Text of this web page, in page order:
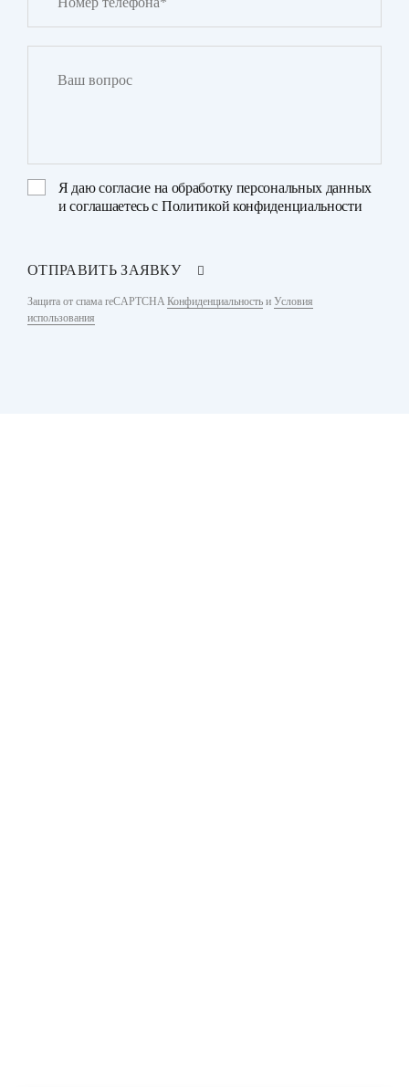
Я даюсогласие на обработку персональных данных
и соглашаетесь с Политикой конфиденциальности
ОТПРАВИТЬ ЗАЯВКУ
Защита от спама reCAPTCHAКонфиденциальность и Условия
использования